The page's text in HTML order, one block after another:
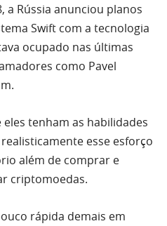
a Rússia anunciou planos
Swift com a tecnologia
ocupado nas últimas
como Pavel
tenham as habilidades
esse esforço
além de comprar e
criptomoedas.
rápida demais em